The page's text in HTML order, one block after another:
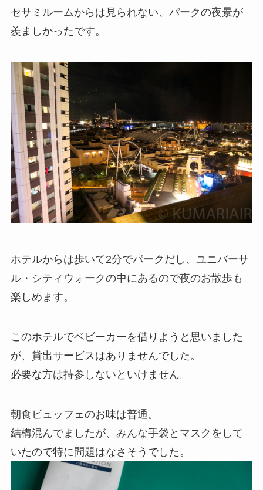
セサミルームからは見られない、パークの夜景が
羨ましかったです。
ホテルからは歩いて2分でパークだし、ユニバーサ
ル・シティウォークの中にあるので夜のお散歩も
楽しめます。
このホテルでベビーカーを借りようと思いました
が、貸出サービスはありませんでした。
必要な方は持参しないといけません。
朝食ビュッフェのお味は普通。
結構混んでましたが、みんな手袋とマスクをして
いたので特に問題はなさそうでした。